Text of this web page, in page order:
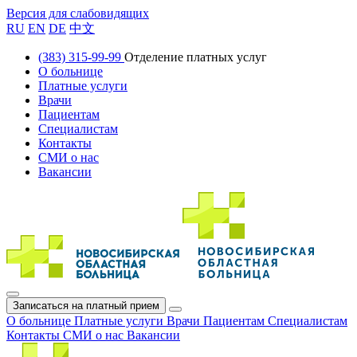
Версия для слабовидящих
RU EN DE 中文
(383) 315-99-99 Отделение платных услуг
О больнице
Платные услуги
Врачи
Пациентам
Специалистам
Контакты
СМИ о нас
Вакансии
Записаться на платный прием
О больнице Платные услуги Врачи Пациентам Специалистам
Контакты СМИ о нас Вакансии